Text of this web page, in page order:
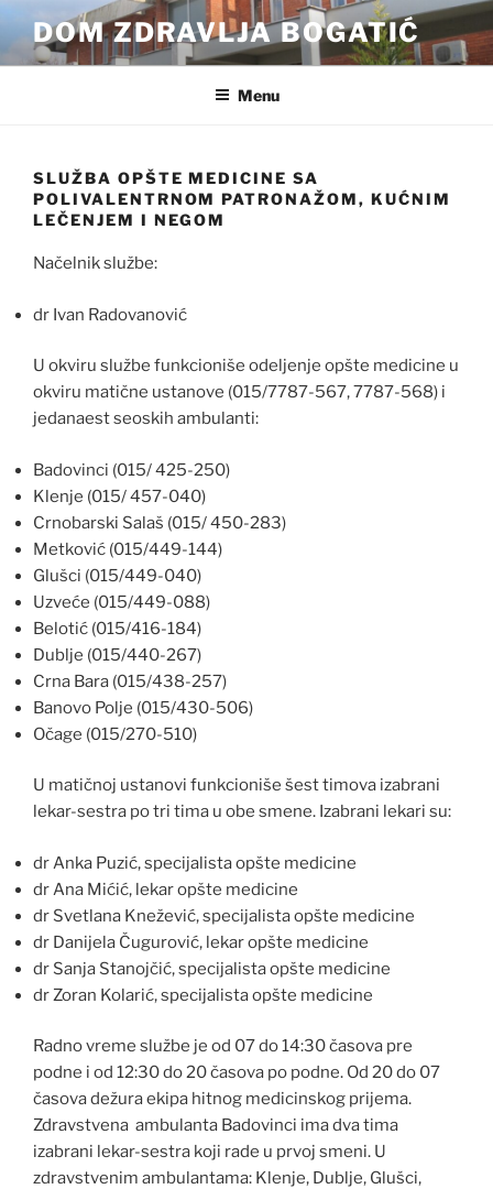
content
DOM ZDRAVLJA BOGATIĆ
Menu
SLUŽBA OPŠTE MEDICINE SA
POLIVALENTRNOM PATRONAŽOM, KUĆNIM
LEČENJEM I NEGOM
Načelnik službe:
dr Ivan Radovanović
U okviru službe funkcioniše odeljenje opšte medicine u
okviru matične ustanove (015/7787-567, 7787-568) i
jedanaest seoskih ambulanti:
Badovinci (015/ 425-250)
Klenje (015/ 457-040)
Crnobarski Salaš (015/ 450-283)
Metković (015/449-144)
Glušci (015/449-040)
Uzveće (015/449-088)
Belotić (015/416-184)
Dublje (015/440-267)
Crna Bara (015/438-257)
Banovo Polje (015/430-506)
Očage (015/270-510)
U matičnoj ustanovi funkcioniše šest timova izabrani
lekar-sestra po tri tima u obe smene. Izabrani lekari su:
dr Anka Puzić, specijalista opšte medicine
dr Ana Mićić, lekar opšte medicine
dr Svetlana Knežević, specijalista opšte medicine
dr Danijela Čugurović, lekar opšte medicine
dr Sanja Stanojčić, specijalista opšte medicine
dr Zoran Kolarić, specijalista opšte medicine
Radno vreme službe je od 07 do 14:30 časova pre
podne i od 12:30 do 20 časova po podne. Od 20 do 07
časova dežura ekipa hitnog medicinskog prijema.
Zdravstvena ambulanta Badovinci ima dva tima
izabrani lekar-sestra koji rade u prvoj smeni. U
zdravstvenim ambulantama: Klenje, Dublje, Glušci,